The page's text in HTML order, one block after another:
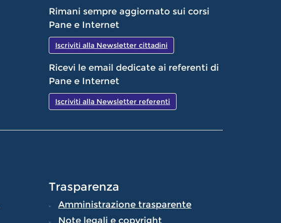
Rimani sempre aggiornato sui corsi
Pane e Internet
Iscriviti alla Newsletter cittadini
Ricevi le email dedicate ai referenti di
Pane e Internet
Iscriviti alla Newsletter referenti
Trasparenza
Amministrazione trasparente
Note legali e copyright